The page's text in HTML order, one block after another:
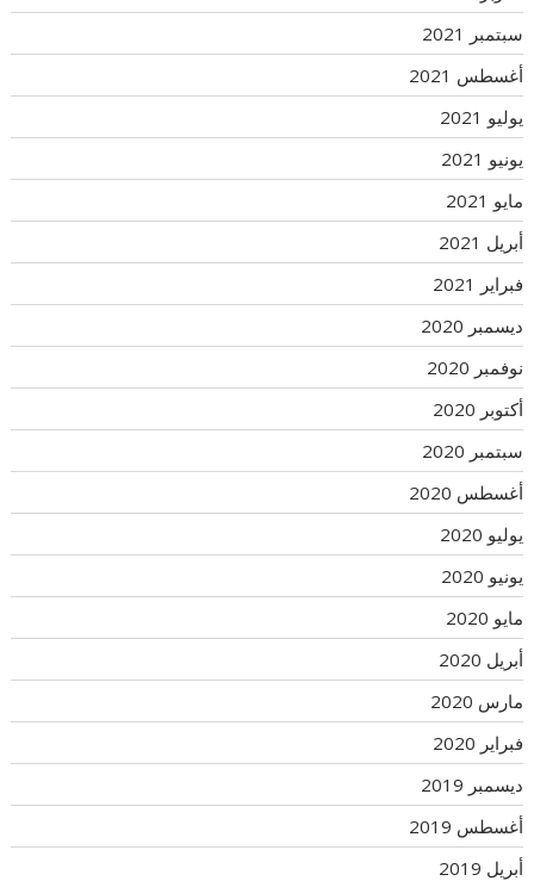
سبتمبر 2021
أغسطس 2021
يوليو 2021
يونيو 2021
مايو 2021
أبريل 2021
فبراير 2021
ديسمبر 2020
نوفمبر 2020
أكتوبر 2020
سبتمبر 2020
أغسطس 2020
يوليو 2020
يونيو 2020
مايو 2020
أبريل 2020
مارس 2020
فبراير 2020
ديسمبر 2019
أغسطس 2019
أبريل 2019